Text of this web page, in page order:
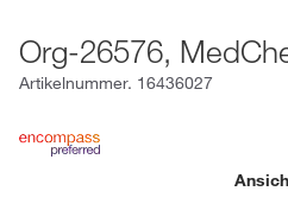
Org-26576,
Artikelnummer. 16436027